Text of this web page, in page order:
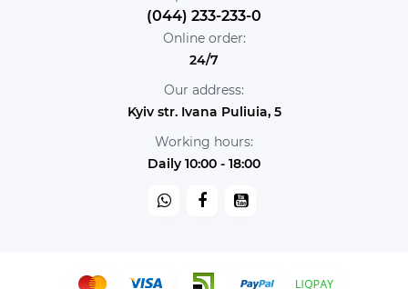
(044) 233-233-0
Online order:
24/7
Our address:
Kyiv str. Ivana Puliuia, 5
Working hours:
Daily 10:00 - 18:00